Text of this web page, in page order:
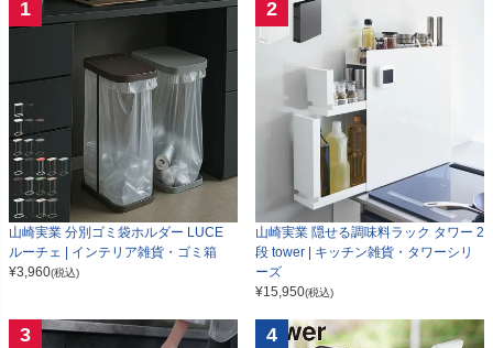
1
山崎実業 分別ゴミ袋ホルダー LUCE
ルーチェ | インテリア雑貨・ゴミ箱
¥3,960(税込)
2
山崎実業 隠せる調味料ラック タワー 2
段 tower | キッチン雑貨・タワーシリ
ーズ
¥15,950(税込)
3 4